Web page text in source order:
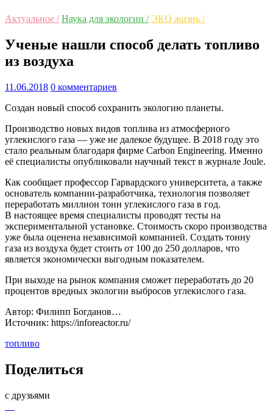
Актуальное / Наука для экологии / ЭКО жизнь /
Ученые нашли способ делать топливо
из воздуха
11.06.2018 0 комментариев
Создан новый способ сохранить экологию планеты.
Производство новых видов топлива из атмосферного
углекислого газа — уже не далекое будущее. В 2018 году это
стало реальным благодаря фирме Carbon Engineering. Именно
её специалисты опубликовали научный текст в журнале Joule.
Как сообщает профессор Гарвардского университета, а также
основатель компании-разработчика, технология позволяет
переработать миллион тонн углекислого газа в год.
В настоящее время специалисты проводят тесты на
экспериментальной установке. Стоимость скоро производства
уже была оценена независимой компанией. Создать тонну
газа из воздуха будет стоить от 100 до 250 долларов, что
является экономически выгодным показателем.
При выходе на рынок компания сможет переработать до 20
процентов вредных экологии выбросов углекислого газа.
Автор: Филипп Богданов…
Источник: https://inforeactor.ru/
топливо
Поделиться
с друзьями